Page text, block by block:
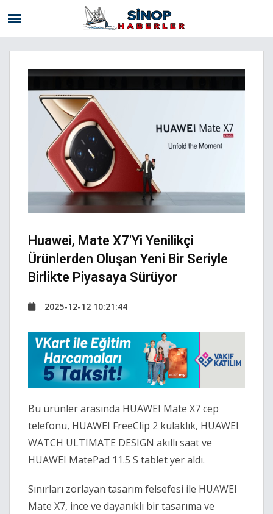
Huawei, Mate X7'yi Yenilikçi
Ürünlerden Oluşan Yeni Bir Seriyle
Birlikte Piyasaya Sürüyor
2025-12-12 10:21:44
Bu ürünler arasında HUAWEI Mate X7 cep
telefonu, HUAWEI FreeClip 2 kulaklık, HUAWEI
WATCH ULTIMATE DESIGN akıllı saat ve
HUAWEI MatePad 11.5 S tablet yer aldı.
Sınırları zorlayan tasarım felsefesi ile HUAWEI
Mate X7, ince ve dayanıklı bir tasarıma ve